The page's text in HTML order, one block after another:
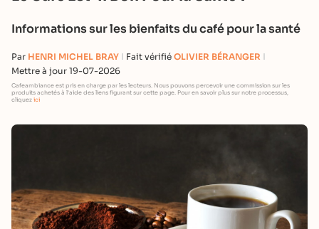
Informations sur les bienfaits du café pour la santé
Par HENRI MICHEL BRAY Fait vérifié OLIVIER BÉRANGER
Mettre à jour 19-07-2026
Cafeambiance est pris en charge par les lecteurs. Nous pouvons percevoir une commission sur les
produits achetés à l'aide des liens figurant sur cette page. Pour en savoir plus sur notre processus,
cliquez ici